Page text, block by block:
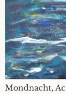
Mondnacht,